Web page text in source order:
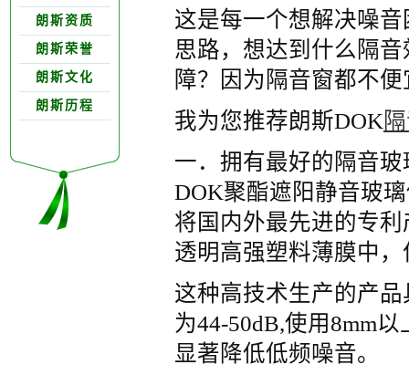
这是每一个想解决噪
思路，想达到什么隔
障？因为隔音窗都不
我为您推荐朗斯DOK
一．拥有最好的隔音
DOK聚酯遮阳静音玻
将国内外最先进的专
透明高强塑料薄膜中
这种高技术生产的产
为44-50dB,使用8mm以
显著降低低频噪音。
朗斯资质
朗斯荣誉
朗斯文化
朗斯历程